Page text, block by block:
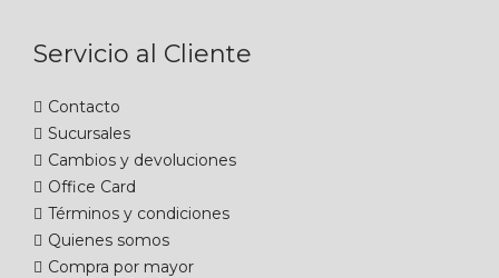
Servicio al Cliente
Contacto
Sucursales
Cambios y devoluciones
Office Card
Términos y condiciones
Quienes somos
Compra por mayor